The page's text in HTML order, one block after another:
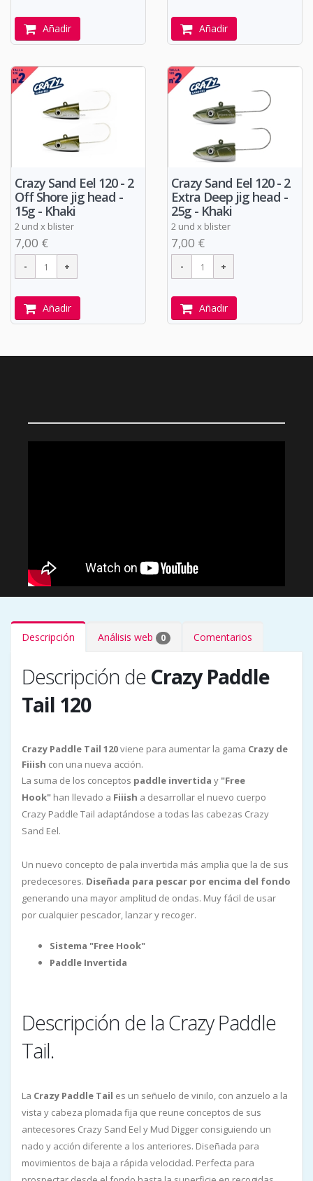
Añadir Añadir
Crazy Sand Eel 120 - 2
Off Shore jig head -
15g - Khaki
2 und x blister
7,00 €
Añadir
Crazy Sand Eel 120 - 2
Extra Deep jig head -
25g - Khaki
2 und x blister
7,00 €
Añadir
Descripción Análisis web 0 Comentarios
Descripción de Crazy Paddle
Tail 120
Crazy Paddle Tail 120viene para aumentar la gama Crazy de
Fiiish con una nueva acción.
La suma de los conceptos paddle invertida y "Free
Hook" han llevado a Fiiish a desarrollar el nuevo cuerpo
Crazy Paddle Tail adaptándose a todas las cabezas Crazy
Sand Eel.
Un nuevo concepto de pala invertida más amplia que la de sus
predecesores. Diseñada para pescar por encima del fondo
generando una mayor amplitud de ondas. Muy fácil de usar
por cualquier pescador, lanzar y recoger.
Sistema "Free Hook"
Paddle Invertida
Descripción de la Crazy Paddle
Tail.
La Crazy Paddle Tail es un señuelo de vinilo, con anzuelo a la
vista y cabeza plomada fija que reune conceptos de sus
antecesores Crazy Sand Eel y Mud Digger consiguiendo un
nado y acción diferente a los anteriores. Diseñada para
movimientos de baja a rápida velocidad. Perfecta para